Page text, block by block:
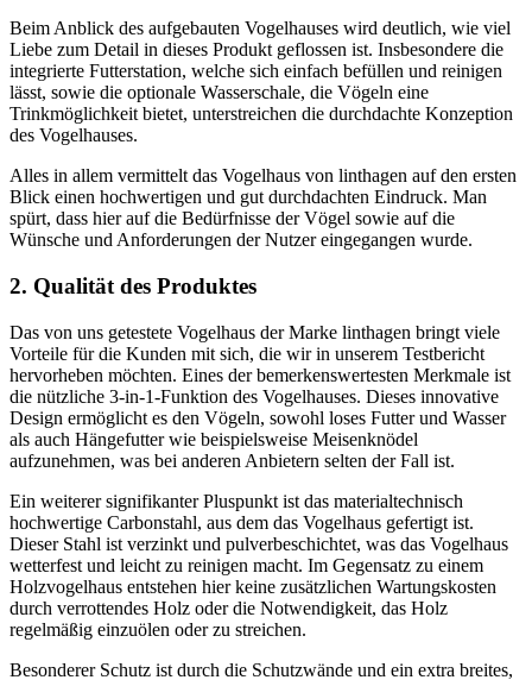
Beim Anblick des aufgebauten Vogelhauses wird deutlich, wie viel
Liebe zum Detail in dieses Produkt geflossen ist. Insbesondere die
integrierte Futterstation, welche sich einfach befüllen und reinigen
lässt, sowie die optionale Wasserschale, die Vögeln eine
Trinkmöglichkeit bietet, unterstreichen die durchdachte Konzeption
des Vogelhauses.
Alles in allem vermittelt das Vogelhaus von linthagen auf den ersten
Blick einen hochwertigen und gut durchdachten Eindruck. Man
spürt, dass hier auf die Bedürfnisse der Vögel sowie auf die
Wünsche und Anforderungen der Nutzer eingegangen wurde.
2. Qualität des Produktes
Das von uns getestete Vogelhaus der Marke linthagen bringt viele
Vorteile für die Kunden mit sich, die wir in unserem Testbericht
hervorheben möchten. Eines der bemerkenswertesten Merkmale ist
die nützliche 3-in-1-Funktion des Vogelhauses. Dieses innovative
Design ermöglicht es den Vögeln, sowohl loses Futter und Wasser
als auch Hängefutter wie beispielsweise Meisenknödel
aufzunehmen, was bei anderen Anbietern selten der Fall ist.
Ein weiterer signifikanter Pluspunkt ist das materialtechnisch
hochwertige Carbonstahl, aus dem das Vogelhaus gefertigt ist.
Dieser Stahl ist verzinkt und pulverbeschichtet, was das Vogelhaus
wetterfest und leicht zu reinigen macht. Im Gegensatz zu einem
Holzvogelhaus entstehen hier keine zusätzlichen Wartungskosten
durch verrottendes Holz oder die Notwendigkeit, das Holz
regelmäßig einzuölen oder zu streichen.
Besonderer Schutz ist durch die Schutzwände und ein extra breites,